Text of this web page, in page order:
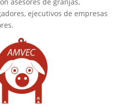
ejecutivos de empresas